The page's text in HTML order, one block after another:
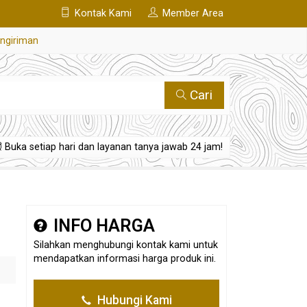
Kontak Kami Member Area
Cari
Buka setiap hari dan layanan tanya jawab 24 jam!
INFO HARGA
Silahkan menghubungi kontak kami untuk
mendapatkan informasi harga produk ini.
Hubungi Kami